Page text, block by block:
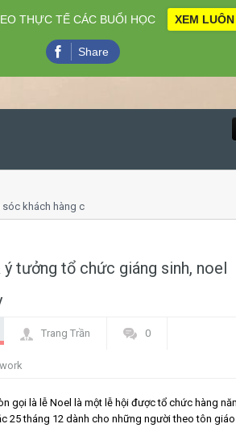
hàng chuyên nghiệp
ý tưởng tổ chức giáng sinh, noel
Trang Trần 0
gọi là lễ Noel là một lễ hội được tổ chức hàng
25 tháng 12 dành cho những người theo tôn
THỰC TẾ CÁC BUỔI HỌC XEM LUÔN
Share